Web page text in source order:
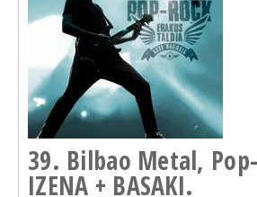
39. Bilbao Metal,
IZENA + BASAKI.